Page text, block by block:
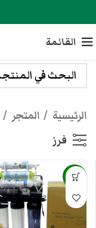
القائمة
الرئيسية المتجر
فرز
-6%